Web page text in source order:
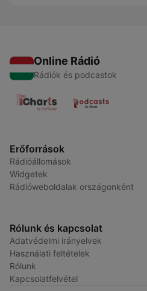
Online Rádió
Rádiók és podcastok
Erőforrások
Rádióállomások
Widgetek
Rádióweboldalak országonként
Rólunk és kapcsolat
Adatvédelmi irányelvek
Használati feltételek
Rólunk
Kapcsolatfelvétel